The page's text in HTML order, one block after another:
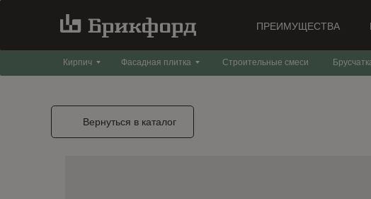
Фасадная плитка Строительные смеси
Кирпич
ПРЕИМУЩЕСТВА
Вернуться в каталог